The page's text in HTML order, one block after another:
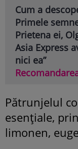
Cum a
Primele
Prietena ei,
Asia Express
nici ea”
Pătrunjelul
esențiale,
limonen,